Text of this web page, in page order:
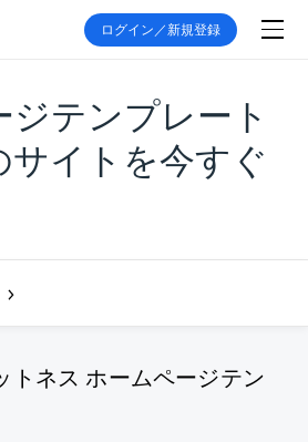
ログイン／新規登録
ジテンプレート
サイトを今すぐ
トネス ホームページテン